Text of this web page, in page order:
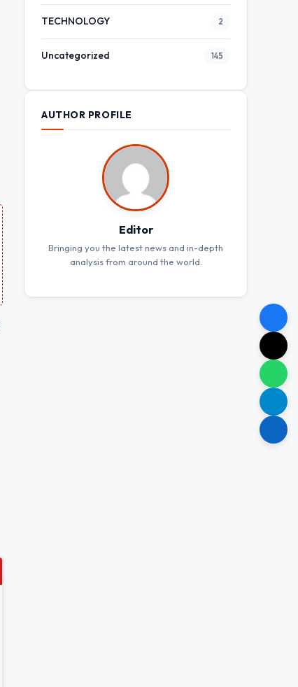
TECHNOLOGY 2
Uncategorized 145
AUTHOR PROFILE
Editor
Bringing you the latest news and in-depth
analysis from around the world.